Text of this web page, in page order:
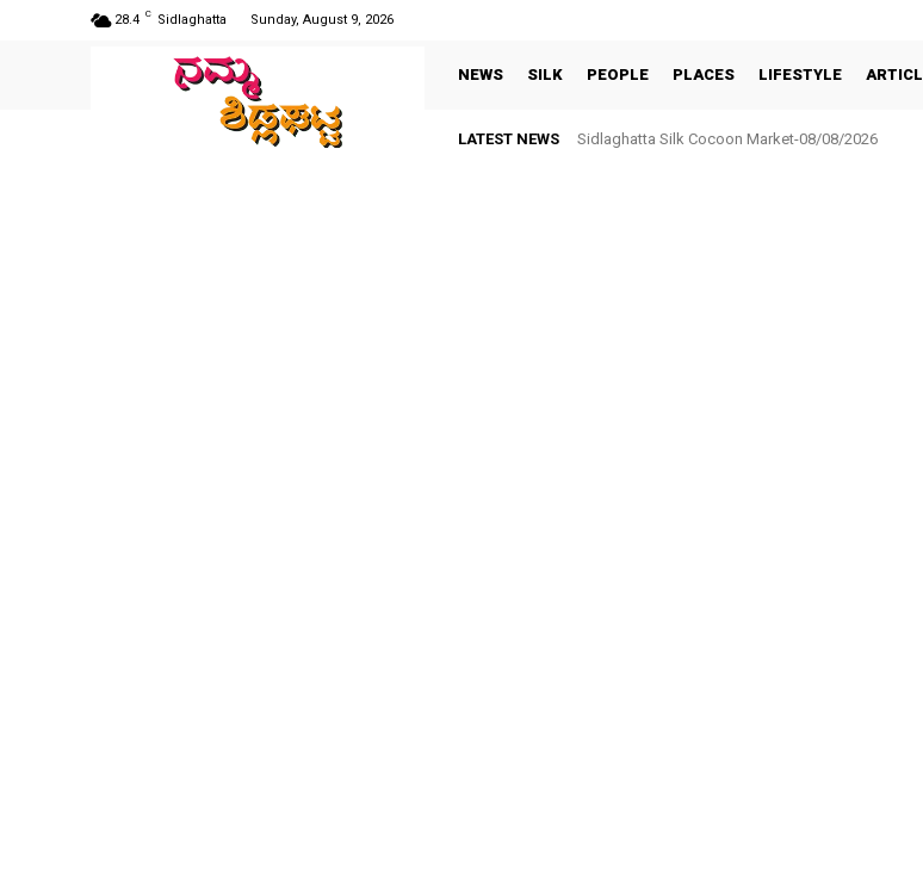
28.4 C Sidlaghatta Sunday, August 9, 2026
NEWS SILK PEOPLE PLACES LIFESTYLE
LATEST NEWS Sidlaghatta Silk Cocoon Market-08/08/2026
ಸರ್ಕಾರಿ ನೌಕರರ ಸಂಘಕ್ಕೆ ₹5.17 ಲಕ್ಷ ಉಳಿತಾಯ: